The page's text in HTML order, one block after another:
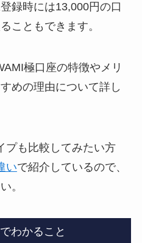
録時には13,000円の口
こともできます。
極口座の特徴やメリ
めの理由について詳し
プも比較してみたい方
いで紹介しているので、
。
わかること